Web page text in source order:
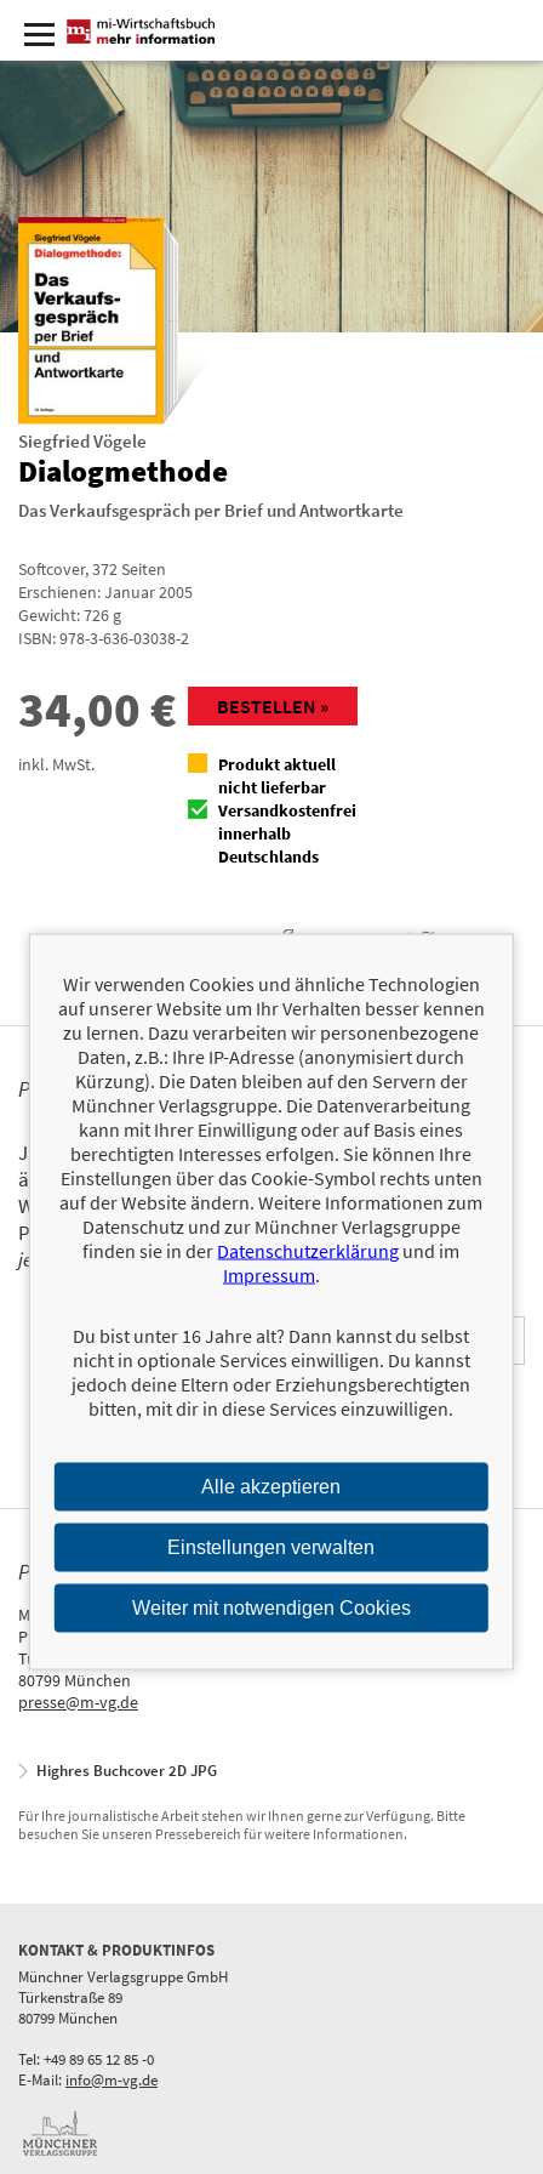
Siegfried Vögele
Dialogmethode
Das Verkaufsgespräch per Brief und Antwortkarte
Softcover,372Seiten
Erschienen: Januar 2005
Gewicht: 726 g
ISBN:978-3-636-03038-2
34,00€
inkl. MwSt.
BESTELLEN »
Produkt aktuell
nicht lieferbar
Versandkostenfrei
innerhalb
Deutschlands
PERSONALISIERTE PRODUKTINFORMATIONEN
Ja, ich will über interessante Neuerscheinungen und
ähnliche Produkte informiert werden.
Wir halten Sie per E-Mail auf dem aktuellen Stand über das
Programm der Münchner Verlagsgruppe.Tragen Sie sich
jetzt ein!
PRESSEKONTAKT
Münchner Verlagsgruppe GmbH
Presseabteilung
Türkenstraße 89
80799 München
presse@m-vg.de
Highres Buchcover 2D JPG
Für Ihre journalistische Arbeit stehen wir Ihnen gerne zur Verfügung. Bitte
besuchen Sie unseren Pressebereich für weitere Informationen.
KONTAKT & PRODUKTINFOS
Münchner Verlagsgruppe GmbH
Türkenstraße 89
80799 München
Tel: +49 89 65 12 85 -0
E-Mail: info@m-vg.de
Wir verwenden Cookies und ähnliche Technologien
auf unserer Website um Ihr Verhalten besser kennen
zu lernen. Dazu verarbeiten wir personenbezogene
Daten, z.B.: Ihre IP-Adresse (anonymisiert durch
Kürzung). Die Daten bleiben auf den Servern der
Münchner Verlagsgruppe. Die Datenverarbeitung
kann mit Ihrer Einwilligung oder auf Basis eines
berechtigten Interesses erfolgen. Sie können Ihre
Einstellungen über das Cookie-Symbol rechts unten
auf der Website ändern. Weitere Informationen zum
Datenschutz und zur Münchner Verlagsgruppe
finden sie in der Datenschutzerklärung und im
Impressum.
Du bist unter 16 Jahre alt? Dann kannst du selbst
nicht in optionale Services einwilligen. Du kannst
jedoch deine Eltern oder Erziehungsberechtigten
bitten, mit dir in diese Services einzuwilligen.
Alle akzeptieren
Einstellungen verwalten
Weiter mit notwendigen Cookies